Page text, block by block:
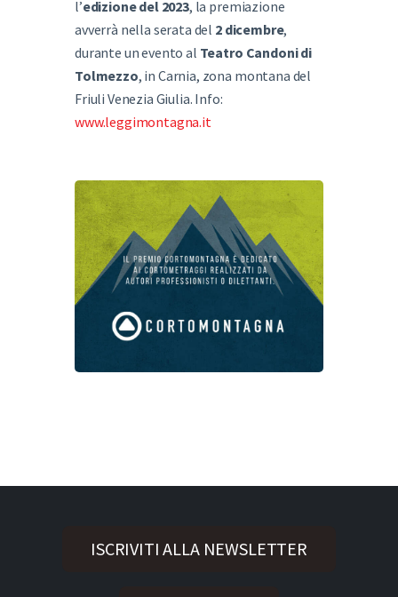
l’edizione del 2023, la premiazione
avverrà nella serata del 2 dicembre,
durante un evento al Teatro Candoni di
Tolmezzo, in Carnia, zona montana del
Friuli Venezia Giulia. Info:
www.leggimontagna.it
ISCRIVITI ALLA NEWSLETTER